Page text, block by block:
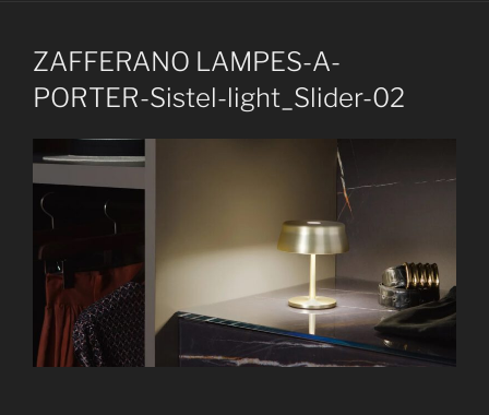
ZAFFERANO LAMPES-A-
PORTER-Sistel-light_Slider-02